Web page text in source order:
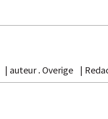
auteur . Overige